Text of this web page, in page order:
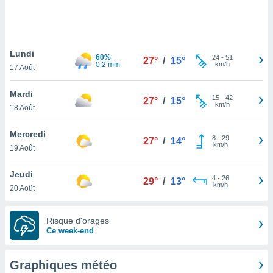
pas
de
à
cas,
que
sur le
et que
Lundi
17 Août
60%
0.2 mm
27° / 15° 24- 51
km/h
Mardi
18 Août
27° / 15° 15- 42
km/h
Mercredi
19 Août
27° / 14° 8- 29
km/h
Jeudi
20 Août
29° / 13° 4- 26
km/h
Risque d'orages
Ce week-end
Graphiques météo